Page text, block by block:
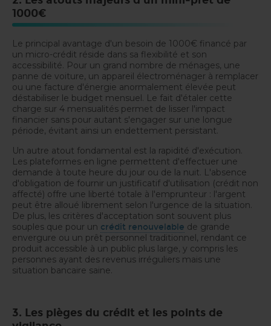
1000€
Le principal avantage d'un besoin de 1000€ financé par
un micro-crédit réside dans sa flexibilité et son
accessibilité. Pour un grand nombre de ménages, une
panne de voiture, un appareil électroménager à remplacer
ou une facture d'énergie anormalement élevée peut
déstabiliser le budget mensuel. Le fait d'étaler cette
charge sur 4 mensualités permet de lisser l'impact
financier sans pour autant s'engager sur une longue
période, évitant ainsi un endettement persistant.
Un autre atout fondamental est la rapidité d'exécution.
Les plateformes en ligne permettent d'effectuer une
demande à toute heure du jour ou de la nuit. L'absence
d'obligation de fournir un justificatif d'utilisation (crédit non
affecté) offre une liberté totale à l'emprunteur : l'argent
peut être alloué librement selon l'urgence de la situation.
De plus, les critères d'acceptation sont souvent plus
souples que pour un crédit renouvelable de grande
envergure ou un prêt personnel traditionnel, rendant ce
produit accessible à un public plus large, y compris les
personnes ayant des revenus irréguliers mais une
situation bancaire saine.
3. Les pièges du crédit et les points de